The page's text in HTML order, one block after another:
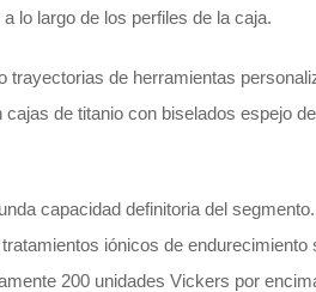
lo largo de los perfiles de la caja.
trayectorias de herramientas
de titanio con biselados espejo
capacidad definitoria del
iónicos de endurecimiento
200 unidades Vickers por